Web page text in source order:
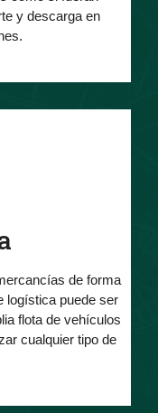
y descarga en
de forma
logística puede ser
flota de vehículos
cualquier tipo de